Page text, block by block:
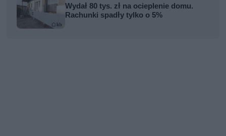
Wydał 80 tys. zł na ocieplenie domu.
Rachunki spadły tylko o 5%